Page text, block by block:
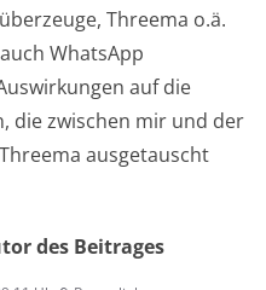
Threema o.ä.
WhatsApp
auf die
die zwischen mir und der
ausgetauscht
des Beitrages